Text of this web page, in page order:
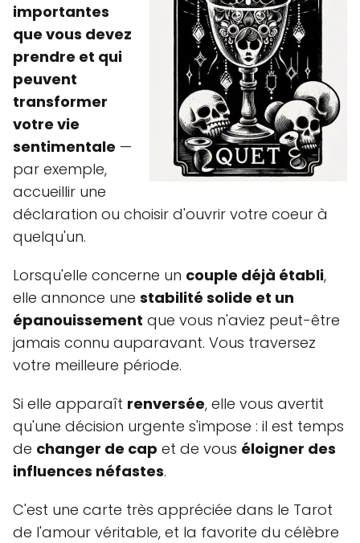
importantes
que vous devez
prendre et qui
peuvent
transformer
votre vie
sentimentale —
par exemple,
accueillir une
déclaration ou choisir d'ouvrir votre coeur à
quelqu'un.
Lorsqu'elle concerne un couple déjà établi,
elle annonce une stabilité solide et un
épanouissement que vous n'aviez peut-être
jamais connu auparavant. Vous traversez
votre meilleure période.
Si elle apparaît renversée, elle vous avertit
qu'une décision urgente s'impose : il est temps
de changer de cap et de vous éloigner des
influences néfastes.
C'est une carte très appréciée dans le Tarot
de l'amour véritable, et la favorite du célèbre